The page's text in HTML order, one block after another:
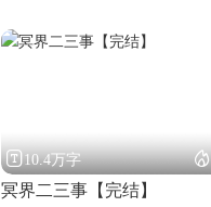
10.4万字 
冥界二三事【完结】